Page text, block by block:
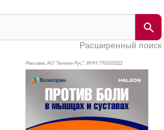
Расширенный поиск
Реклама. АО "Хелеон Рус", ИНН 7703105112